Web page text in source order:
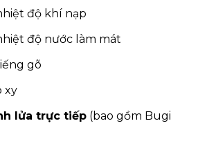
độ khí nạp
độ nước làm mát
gõ
xy
lửa trực tiếp (bao gồm Bugi